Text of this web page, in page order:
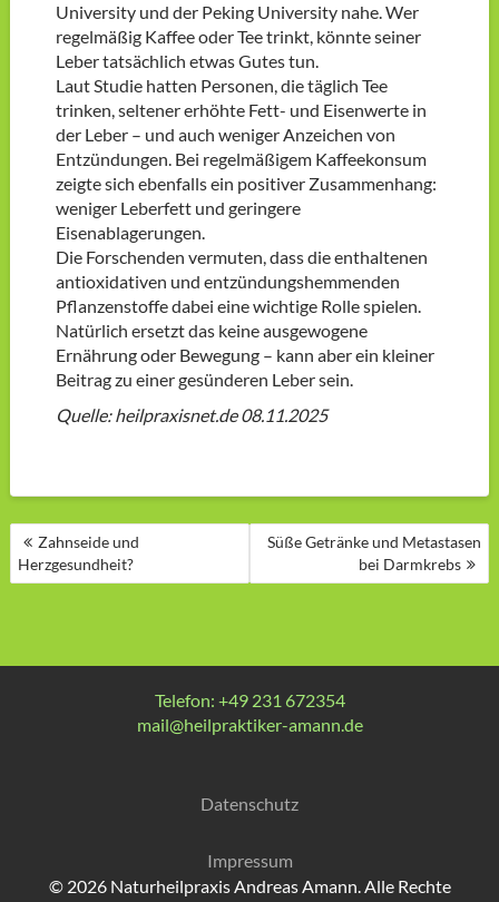
University und der Peking University nahe. Wer
regelmäßig Kaffee oder Tee trinkt, könnte seiner
Leber tatsächlich etwas Gutes tun.
Laut Studie hatten Personen, die täglich Tee
trinken, seltener erhöhte Fett- und Eisenwerte in
der Leber – und auch weniger Anzeichen von
Entzündungen. Bei regelmäßigem Kaffeekonsum
zeigte sich ebenfalls ein positiver Zusammenhang:
weniger Leberfett und geringere
Eisenablagerungen.
Die Forschenden vermuten, dass die enthaltenen
antioxidativen und entzündungshemmenden
Pflanzenstoffe dabei eine wichtige Rolle spielen.
Natürlich ersetzt das keine ausgewogene
Ernährung oder Bewegung – kann aber ein kleiner
Beitrag zu einer gesünderen Leber sein.
Quelle: heilpraxisnet.de 08.11.2025
BEITRAGSNAVIGATION
Zahnseide und
Herzgesundheit?
Süße Getränke und Metastasen
bei Darmkrebs
Telefon: +49 231 672354
mail@heilpraktiker-amann.de
Datenschutz
Impressum
© 2026 Naturheilpraxis Andreas Amann. Alle Rechte